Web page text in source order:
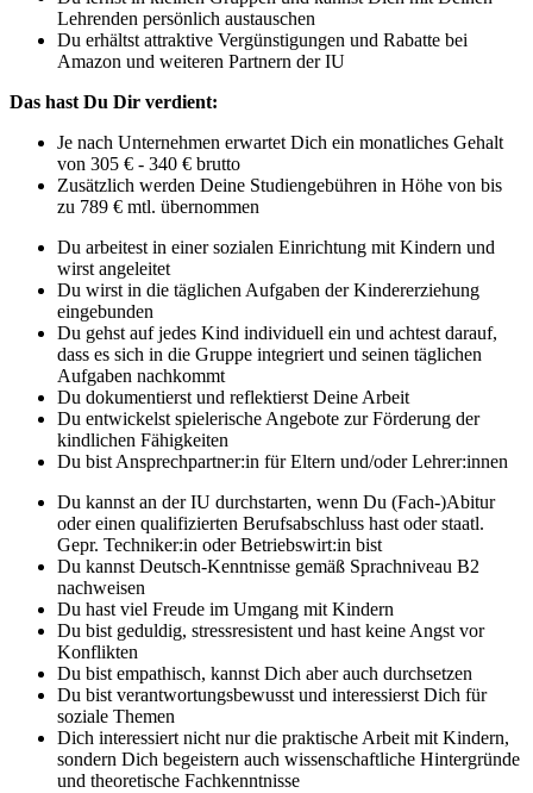
Lehrenden persönlich austauschen
Du erhältst attraktive Vergünstigungen und Rabatte bei
Amazon und weiteren Partnern der IU
Das hast Du Dir verdient:
Je nach Unternehmen erwartet Dich ein monatliches Gehalt
von 305 € - 340 € brutto
Zusätzlich werden Deine Studiengebühren in Höhe von bis
zu 789 € mtl. übernommen
Du arbeitest in einer sozialen Einrichtung mit Kindern und
wirst angeleitet
Du wirst in die täglichen Aufgaben der Kindererziehung
eingebunden
Du gehst auf jedes Kind individuell ein und achtest darauf,
dass es sich in die Gruppe integriert und seinen täglichen
Aufgaben nachkommt
Du dokumentierst und reflektierst Deine Arbeit
Du entwickelst spielerische Angebote zur Förderung der
kindlichen Fähigkeiten
Du bist Ansprechpartner:in für Eltern und/oder Lehrer:innen
Du kannst an der IU durchstarten, wenn Du (Fach-)Abitur
oder einen qualifizierten Berufsabschluss hast oder staatl.
Gepr. Techniker:in oder Betriebswirt:in bist
Du kannst Deutsch-Kenntnisse gemäß Sprachniveau B2
nachweisen
Du hast viel Freude im Umgang mit Kindern
Du bist geduldig, stressresistent und hast keine Angst vor
Konflikten
Du bist empathisch, kannst Dich aber auch durchsetzen
Du bist verantwortungsbewusst und interessierst Dich für
soziale Themen
Dich interessiert nicht nur die praktische Arbeit mit Kindern,
sondern Dich begeistern auch wissenschaftliche Hintergründe
und theoretische Fachkenntnisse